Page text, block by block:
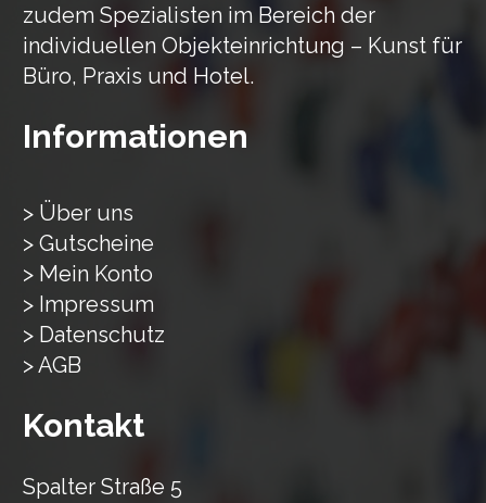
zudem Spezialisten im Bereich der
individuellen Objekteinrichtung – Kunst für
Büro, Praxis und Hotel.
Informationen
> Über uns
> Gutscheine
> Mein Konto
> Impressum
> Datenschutz
> AGB
Kontakt
Spalter Straße 5